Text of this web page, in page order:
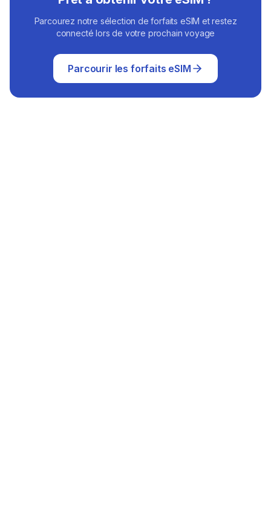
Parcourez notre sélection de forfaits eSIM et restez
connecté lors de votre prochain voyage
Parcourir les forfaits eSIM